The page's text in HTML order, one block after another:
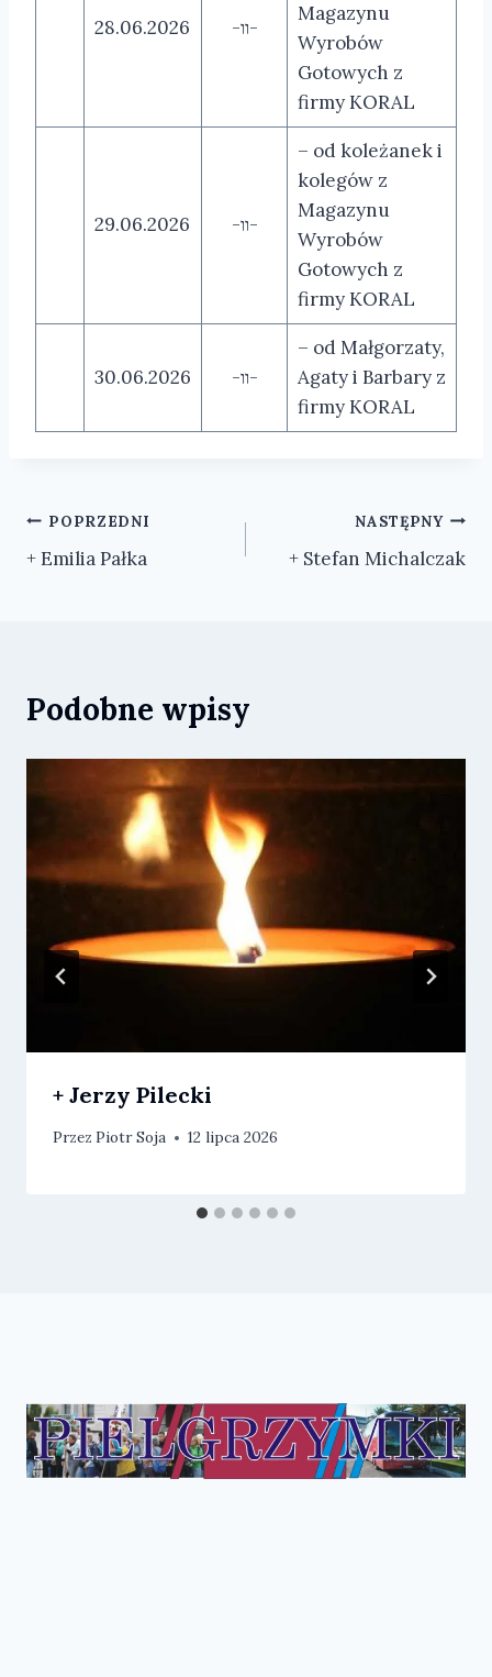
28.06.2026 -װ-
Magazynu
Wyrobów
Gotowych z
firmy KORAL
29.06.2026 -װ-
– od koleżanek i
kolegów z
Magazynu
Wyrobów
Gotowych z
firmy KORAL
30.06.2026 -װ-
– od Małgorzaty,
Agaty i Barbary z
firmy KORAL
Nawigacja
wpisu
POPRZEDNI
+ Emilia Pałka
NASTĘPNY
+ Stefan Michalczak
Podobne wpisy
+ Jerzy Pilecki
Przez Piotr Soja 12 lipca 2026